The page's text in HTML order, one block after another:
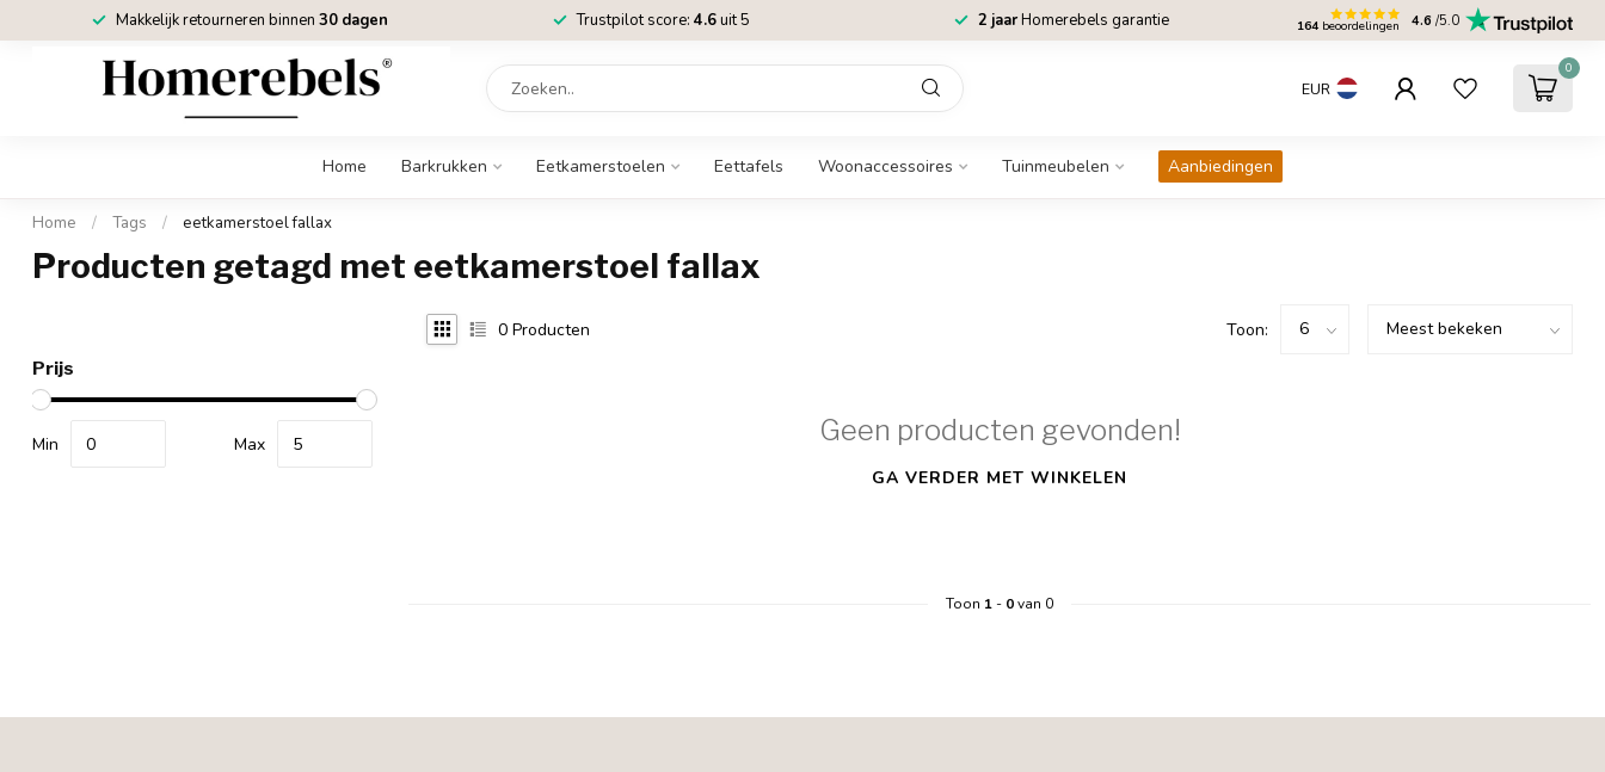
Makkelijk retourneren binnen 30 dagen Trustpilot score: 4.6uit 5 2 jaarHomerebels garantie 164 beoordelingen 4.6 /5.0
EUR
0
Home Barkrukken Eetkamerstoelen Eettafels Woonaccessoires Tuinmeubelen Aanbiedingen
Home / Tags / eetkamerstoel fallax
Producten getagd met eetkamerstoel fallax
Prijs
Min Max
0 Producten Toon:
Geen producten gevonden!
GA VERDER MET WINKELEN
Toon 1- 0van 0